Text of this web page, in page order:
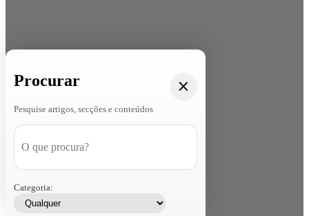
Procurar
Pesquise artigos, secções e conteúdos
Categoria: